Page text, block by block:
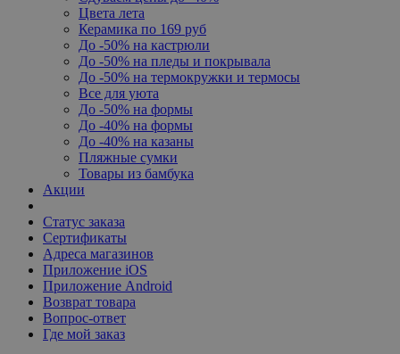
Цвета лета
Керамика по 169 руб
До -50% на кастрюли
До -50% на пледы и покрывала
До -50% на термокружки и термосы
Все для уюта
До -50% на формы
До -40% на формы
До -40% на казаны
Пляжные сумки
Товары из бамбука
Акции
Статус заказа
Сертификаты
Адреса магазинов
Приложение iOS
Приложение Android
Возврат товара
Вопрос-ответ
Где мой заказ